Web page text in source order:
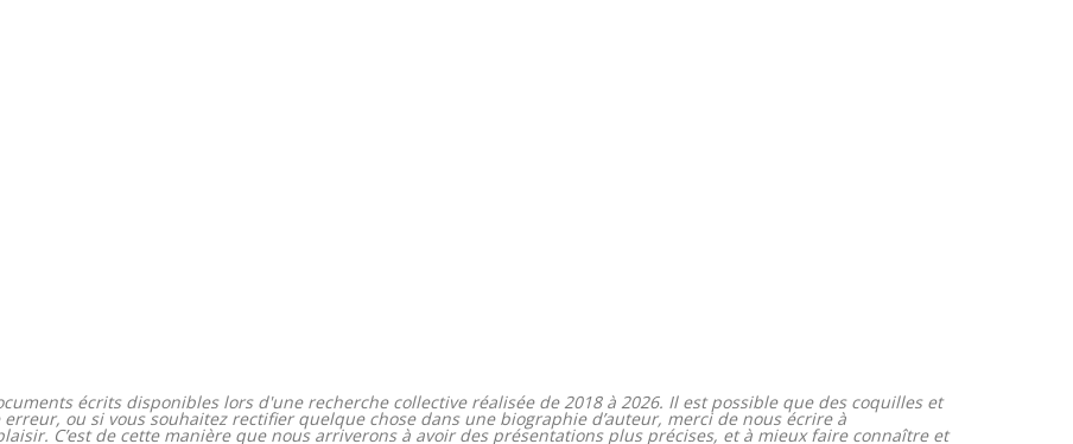
écrits disponibles lors d'une recherche collective réalisée de 2018 à 2026. Il est possible que des coquilles et
ou si vous souhaitez rectifier quelque chose dans une biographie d’auteur, merci de nous écrire à
C’est de cette manière que nous arriverons à avoir des présentations plus précises, et à mieux faire connaître et